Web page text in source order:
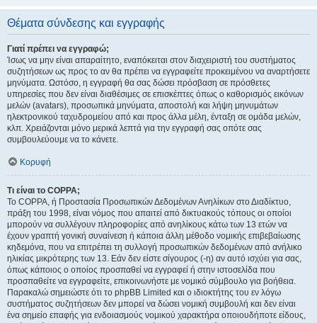
Θέματα σύνδεσης και εγγραφής
Γιατί πρέπει να εγγραφώ;
Ίσως να μην είναι απαραίτητο, εναπόκειται στον διαχειριστή του συστήματος
συζητήσεων ως προς το αν θα πρέπει να εγγραφείτε προκειμένου να αναρτήσετε
μηνύματα. Ωστόσο, η εγγραφή θα σας δώσει πρόσβαση σε πρόσθετες
υπηρεσίες που δεν είναι διαθέσιμες σε επισκέπτες όπως ο καθορισμός εικόνων
μελών (avatars), προσωπικά μηνύματα, αποστολή και λήψη μηνυμάτων
ηλεκτρονικού ταχυδρομείου από και προς άλλα μέλη, ένταξη σε ομάδα μελών,
κλπ. Χρειάζονται μόνο μερικά λεπτά για την εγγραφή σας οπότε σας
συμβουλεύουμε να το κάνετε.
Κορυφή
Τι είναι το COPPA;
Το COPPA, ή Προστασία Προσωπικών Δεδομένων Ανηλίκων στο Διαδίκτυο,
πράξη του 1998, είναι νόμος που απαιτεί από δικτυακούς τόπους οι οποίοι
μπορούν να συλλέγουν πληροφορίες από ανηλίκους κάτω των 13 ετών να
έχουν γραπτή γονική συναίνεση ή κάποια άλλη μέθοδο νομικής επιβεβαίωσης
κηδεμόνα, που να επιτρέπει τη συλλογή προσωπικών δεδομένων από ανήλικο
ηλικίας μικρότερης των 13. Εάν δεν είστε σίγουρος (-η) αν αυτό ισχύει για σας,
όπως κάποιος ο οποίος προσπαθεί να εγγραφεί ή στην ιστοσελίδα που
προσπαθείτε να εγγραφείτε, επικοινωνήστε με νομικό σύμβουλο για βοήθεια.
Παρακαλώ σημειώστε ότι το phpBB Limited και ο ιδιοκτήτης του εν λόγω
συστήματος συζητήσεων δεν μπορεί να δώσει νομική συμβουλή και δεν είναι
ένα σημείο επαφής για ενδοιασμούς νομικού χαρακτήρα οποιουδήποτε είδους,